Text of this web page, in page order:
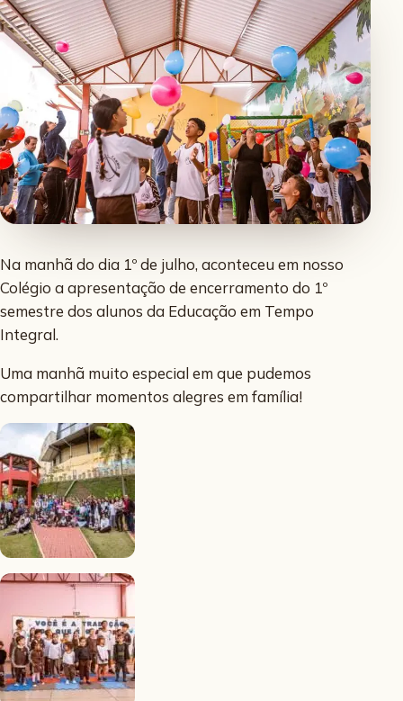
Na manhã do dia 1º de julho, aconteceu em nosso
Colégio a apresentação de encerramento do 1º
semestre dos alunos da Educação em Tempo
Integral.
Uma manhã muito especial em que pudemos
compartilhar momentos alegres em família!